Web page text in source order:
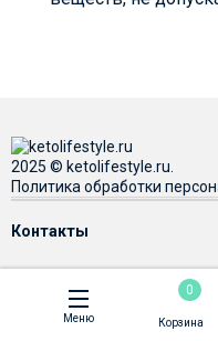
2025 © ketolifestyle.ru.
Политика обработки
Контакты
Меню
0
Корзина